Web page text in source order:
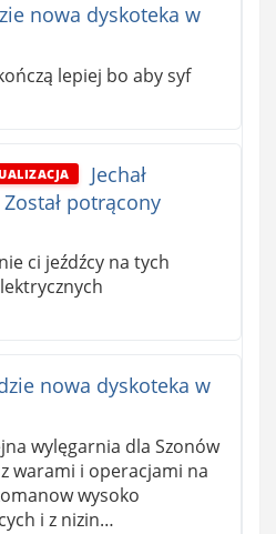
nowa dyskoteka w
lepiej bo aby syf
Jechał
potrącony
ci jeźdźcy na tych
nowa dyskoteka w
wylęgarnia dla Szonów
warami i operacjami na
wysoko
i z nizin…